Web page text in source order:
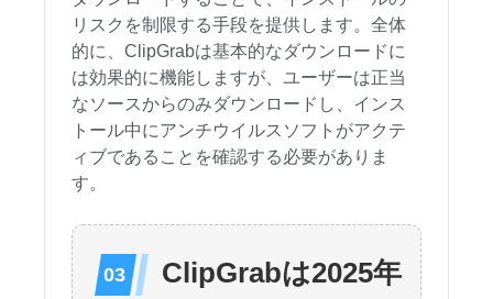
リスクを制限する手段を提供します。全体
的に、ClipGrabは基本的なダウンロードに
は効果的に機能しますが、ユーザーは正当
なソースからのみダウンロードし、インス
トール中にアンチウイルスソフトがアクテ
ィブであることを確認する必要がありま
す。
ClipGrabは2025年